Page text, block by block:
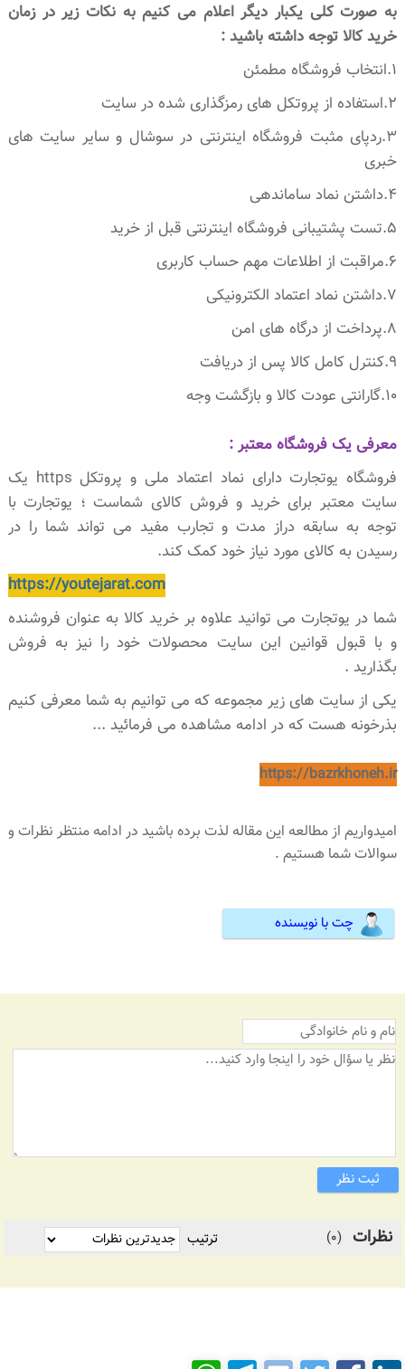
به صورت کلی یکبار دیگر اعلام می کنیم به نکات زیر در زمان
خرید کالا توجه داشته باشید :
1.انتخاب فروشگاه مطمئن
2.استفاده از پروتکل های رمزگذاری شده در سایت
3.ردپای مثبت فروشگاه اینترنتی در سوشال و سایر سایت های
خبری
4.داشتن نماد ساماندهی
5.تست پشتیبانی فروشگاه اینترنتی قبل از خرید
6.مراقبت از اطلاعات مهم حساب کاربری
7.داشتن نماد اعتماد الکترونیکی
8.پرداخت از درگاه های امن
9.کنترل کامل کالا پس از دریافت
10.گارانتی عودت کالا و بازگشت وجه
معرفی یک فروشگاه معتبر :
فروشگاه یوتجارت دارای نماد اعتماد ملی و پروتکل https یک
سایت معتبر برای خرید و فروش کالای شماست ؛ یوتجارت با
توجه به سابقه دراز مدت و تجارب مفید می تواند شما را در
رسیدن به کالای مورد نیاز خود کمک کند.
https://youtejarat.com
شما در یوتجارت می توانید علاوه بر خرید کالا به عنوان فروشنده
و با قبول قوانین این سایت محصولات خود را نیز به فروش
بگذارید .
یکی از سایت های زیر مجموعه که می توانیم به شما معرفی کنیم
بذرخونه هست که در ادامه مشاهده می فرمائید ...
https://bazrkhoneh.ir
امیدواریم از مطالعه این مقاله لذت برده باشید در ادامه منتظر نظرات و
سوالات شما هستیم .
چت با نویسنده
ثبت نظر
نظرات (0) ترتیب